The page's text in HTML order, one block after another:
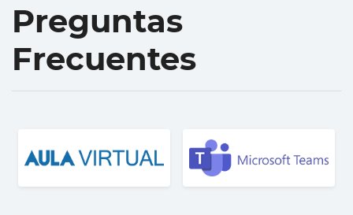
Preguntas
Frecuentes